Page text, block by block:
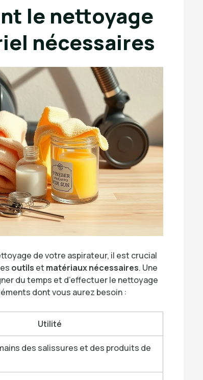
le nettoyage
nécessaires
de votre aspirateur, il est crucial
outils et matériaux nécessaires. Une
du temps et d’effectuer le nettoyage
dont vous aurez besoin :
Utilité
des salissures et des produits de